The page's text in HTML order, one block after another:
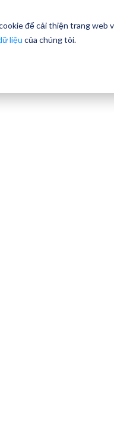
để cải thiện trang web
liệu của chúng tôi.